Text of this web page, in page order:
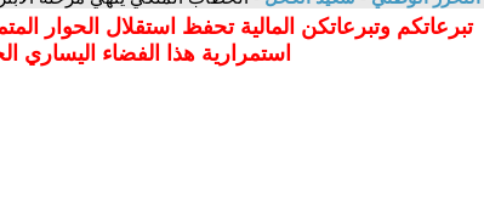
تبرعاتكم وتبرعاتكن المالية تحفظ استقلال الحوار
استمرارية هذا الفضاء اليساري